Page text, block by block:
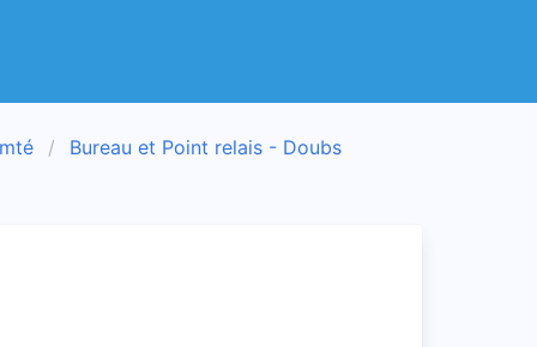
Bureau et Point relais - Doubs